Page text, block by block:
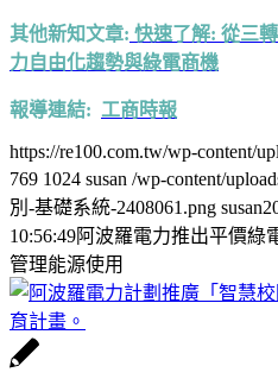
其他新知文章: 快速了解: 從三
力自由化趨勢與綠電商機
報導連結: 工商時報
https://re100.com.tw/wp-content/
769 1024 susan /wp-content/
別-基礎系統-2408061.png susan
10:56:49阿波羅電力推出平價綠
管理能源使用